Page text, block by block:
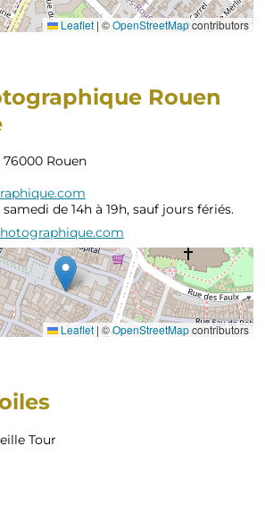
Leaflet | ©OpenStreetMapcontributors
Rouen
76000 Rouen
de 14h à 19h, sauf jours fériés.
Leaflet | ©OpenStreetMapcontributors
Tour